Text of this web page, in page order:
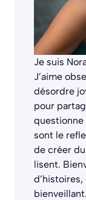
Je suis
J’aime
désordre
pour
questionne
sont le
de créer
lisent.
bienveillant.